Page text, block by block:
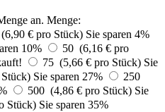
an. Menge:
€ pro Stück) Sie sparen 4%
10%
50 (6,16 € pro
75 (5,66 € pro Stück) Sie
Sie sparen 27%
250
500 (4,86 € pro Stück) Sie
Stück) Sie sparen 35%